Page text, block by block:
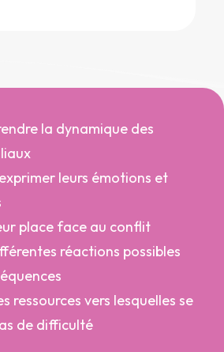
la dynamique des
leurs émotions et
place face au conflit
réactions possibles
ressources vers lesquelles se
de difficulté